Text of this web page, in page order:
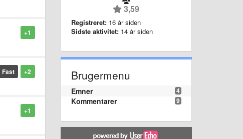
+1
+2
Fast
+1
3,59
Registreret: 16 år siden
Sidste aktivitet: 14 år siden
Brugermenu
4
Emner
9
Kommentarer